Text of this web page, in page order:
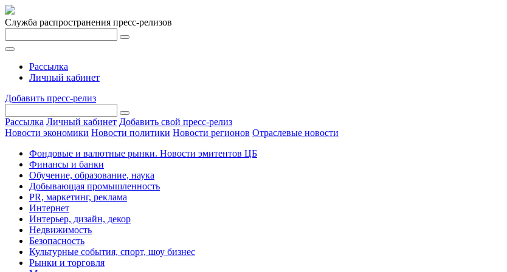
Служба распространения пресс-релизов
Рассылка
Личный кабинет
Добавить пресс-релиз
Рассылка Личный кабинет Добавить свой пресс-релиз
Новости экономики Новости политики Новости регионов Отраслевые новости
Фондовые и валютные рынки. Новости эмитентов ЦБ
Финансы и банки
Обучение, образование, наука
Добывающая промышленность
PR, маркетинг, реклама
Интернет
Интерьер, дизайн, декор
Недвижимость
Безопасность
Культурные события, спорт, шоу бизнес
Рынки и торговля